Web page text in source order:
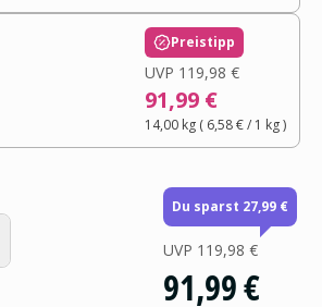
Preistipp
UVP 119,98 €
91,99 €
14,00 kg( 6,58 €/ 1 kg)
Du sparst 27,99 €
UVP 119,98 €
91,99 €